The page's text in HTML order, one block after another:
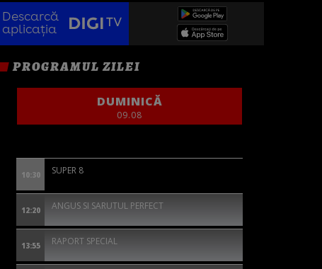
Descarcă
aplicația
PROGRAMUL ZILEI
DUMINICĂ
09.08
10:30 SUPER 8
12:20 ANGUS SI SARUTUL PERFECT
13:55 RAPORT SPECIAL